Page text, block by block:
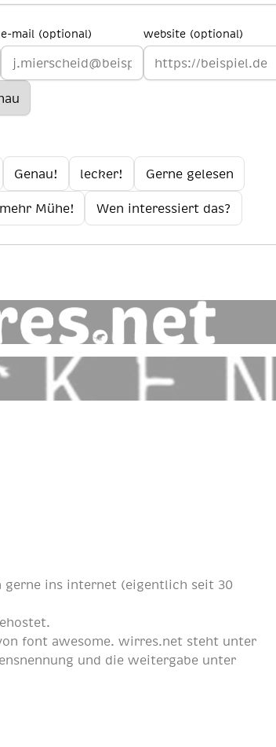
e-mail (optional) website (optional)
Genau! lecker! Gerne gelesen
Mühe! Wen interessiert das?
gerne ins internet (eigentlich seit 30
font awesome. wirres.net steht unter
und die weitergabe unter